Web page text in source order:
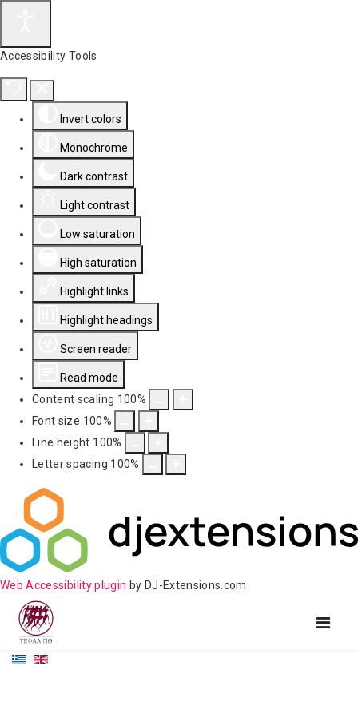
Accessibility Tools
Invert colors
Monochrome
Dark contrast
Light contrast
Low saturation
High saturation
Highlight links
Highlight headings
Screen reader
Read mode
Content scaling 100%
Font size 100%
Line height 100%
Letter spacing 100%
Web Accessibility plugin by DJ-Extensions.com